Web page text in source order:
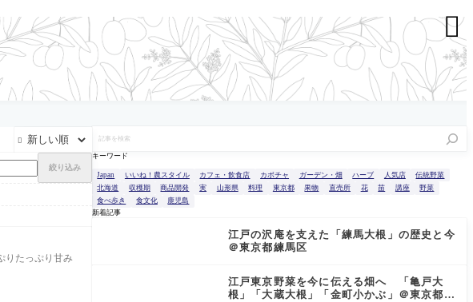


絞り込み
りたっぷり甘み
を
索
キーワード
Japan いいね！農スタイル カフェ・飲食店 カボチャ ガーデン・畑 ハーブ 人気店
伝統野菜
北海道
収穫期 商品開発 実 山形県 料理 東京都 果物 直売所 花 苗 講座
野菜
食べ歩き
食文化
鹿児島
新着記事
江戸の沢庵を支えた「練馬大根」の歴史と今
＠東京都練馬区
江戸東京野菜を今に伝える畑へ 「亀戸大
根」「大蔵大根」「金町小かぶ」＠東京都小